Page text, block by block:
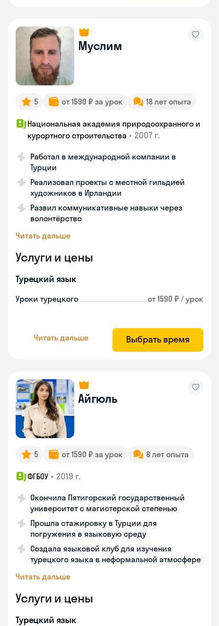
Муслим
5 от 1590 ₽ за урок 18 лет опыта
Национальная академия природоохранного и
курортного строительства • 2007 г.
Работал в международной компании в
Турции
Реализовал проекты с местной гильдией
художников в Ирландии
Развил коммуникативные навыки через
волонтёрство
Читать дальше
Услуги и цены
Турецкий язык
Уроки турецкого от 1590 ₽ / урок
Читать дальше Выбрать время
Айгюль
5 от 1590 ₽ за урок 8 лет опыта
ФГБОУ • 2019 г.
Окончила Пятигорский государственный
университет с магистерской степенью
Прошла стажировку в Турции для
погружения в языковую среду
Создала языковой клуб для изучения
турецкого языка в неформальной атмосфере
Читать дальше
Услуги и цены
Турецкий язык